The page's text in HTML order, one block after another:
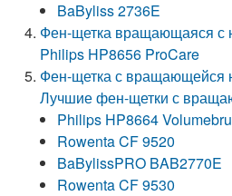
BaByliss 2736E
Фен-щетка вращающаяся с
Philips HP8656 ProCare
Фен-щетка с вращающейся
Лучшие фен-щетки с
Philips HP8664
Rowenta CF 9520
BaBylissPRO BAB2770E
Rowenta CF 9530